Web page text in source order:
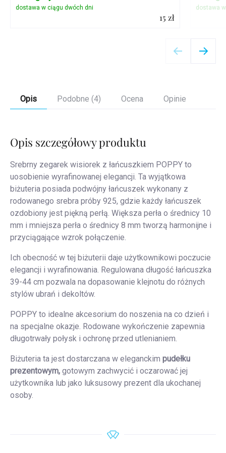
15 zł
Opis Podobne (4) Ocena Opinie
Opis szczegółowy produktu
Srebrny zegarek wisiorek z łańcuszkiem POPPY to
uosobienie wyrafinowanej elegancji. Ta wyjątkowa
biżuteria posiada podwójny łańcuszek wykonany z
rodowanego srebra próby 925, gdzie każdy łańcuszek
ozdobiony jest piękną perłą. Większa perła o średnicy 10
mm i mniejsza perła o średnicy 8 mm tworzą harmonijne i
przyciągające wzrok połączenie.
Ich obecność w tej biżuterii daje użytkownikowi poczucie
elegancji i wyrafinowania. Regulowana długość łańcuszka
39-44 cm pozwala na dopasowanie klejnotu do różnych
stylów ubrań i dekoltów.
POPPY to idealne akcesorium do noszenia na co dzień i
na specjalne okazje. Rodowane wykończenie zapewnia
długotrwały połysk i ochronę przed utlenianiem.
Biżuteria ta jest dostarczana w eleganckim pudełku
prezentowym, gotowym zachwycić i oczarować jej
użytkownika lub jako luksusowy prezent dla ukochanej
osoby.